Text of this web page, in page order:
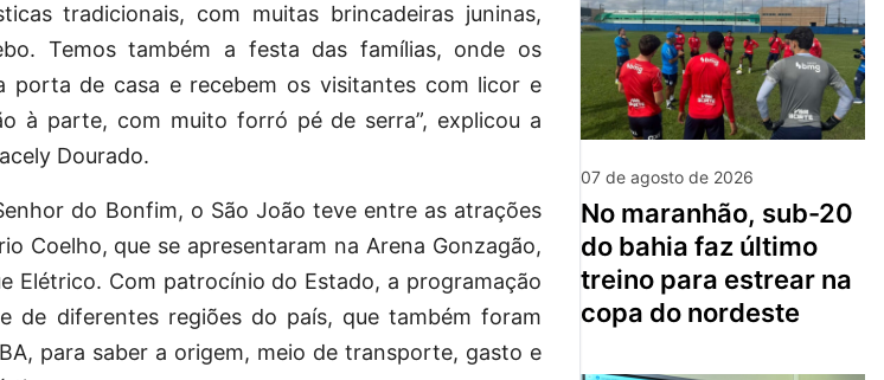
tradicionais, com muitas brincadeiras juninas,
Temos também a festa das famílias, onde os
porta de casa e recebem os visitantes com licor e
à parte, com muito forró pé de serra”, explicou a
Dourado.
do Bonfim, o São João teve entre as atrações
Coelho, que se apresentaram na Arena Gonzagão,
Elétrico. Com patrocínio do Estado, a programação
de diferentes regiões do país, que também foram
para saber a origem, meio de transporte, gasto e
07 de agosto de 2026
no maranhão, sub-20
do bahia faz último
treino para estrear na
copa do nordeste